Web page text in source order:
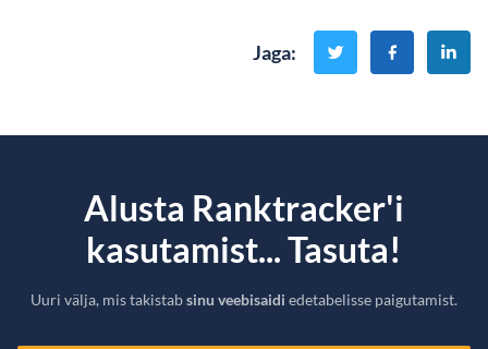
Jaga:
Alusta Ranktracker'i
kasutamist... Tasuta!
Uuri välja, mis takistabsinu veebisaidi edetabelisse paigutamist.